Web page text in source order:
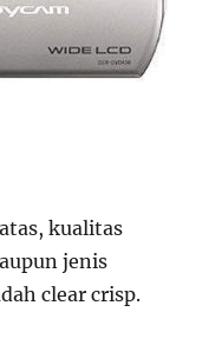
kualitas
jenis
clear crisp.